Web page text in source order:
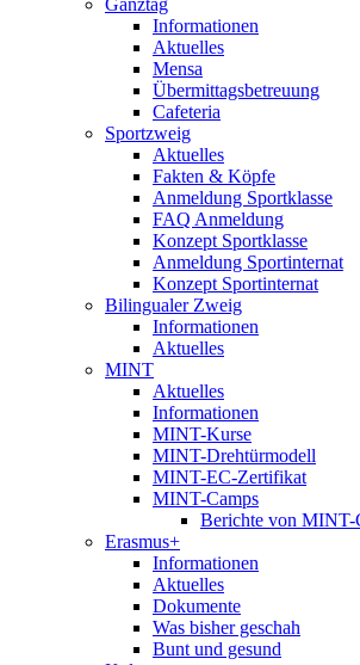
Ganztag
Informationen
Aktuelles
Mensa
Übermittagsbetreuung
Cafeteria
Sportzweig
Aktuelles
Fakten & Köpfe
Anmeldung Sportklasse
FAQ Anmeldung
Konzept Sportklasse
Anmeldung Sportinternat
Konzept Sportinternat
Bilingualer Zweig
Informationen
Aktuelles
MINT
Aktuelles
Informationen
MINT-Kurse
MINT-Drehtürmodell
MINT-EC-Zertifikat
MINT-Camps
Berichte von MINT-
Erasmus+
Informationen
Aktuelles
Dokumente
Was bisher geschah
Bunt und gesund